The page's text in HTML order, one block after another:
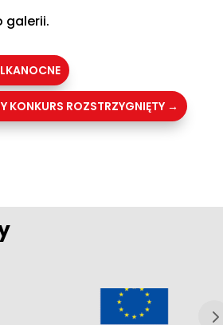
galerii.
KONKURS ROZSTRZYGNIĘTY →